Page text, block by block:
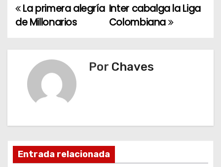
N
v
i
Inter cabalga la Liga
Colombiana
La primera alegría
de Millonarios
Por Chaves
Entrada relacionada